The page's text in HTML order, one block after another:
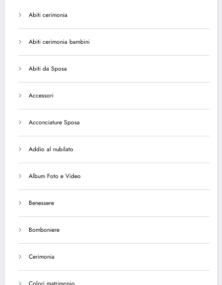
Abiti cerimonia
Abiti cerimonia bambini
Abiti da Sposa
Accessori
Acconciature Sposa
Addio al nubilato
Album Foto e Video
Benessere
Bomboniere
Cerimonia